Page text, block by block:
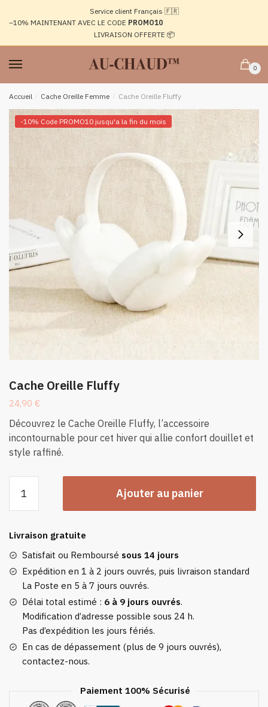
navigation
Service client Français 🇫🇷
–10% MAINTENANT AVEC LE CODE PROMO10
LIVRAISON OFFERTE 📦
0
Accueil / Cache Oreille Femme / Cache Oreille Fluffy
-10% Code PROMO10 jusqu'a la fin du mois
Cache Oreille Fluffy
24,90 €
Découvrez le Cache Oreille Fluffy, l’accessoire
incontournable pour cet hiver qui allie confort douillet et
style raffiné.
Cache
Fluffy
Ajouter au panier
Livraison gratuite
Satisfait ou Remboursé sous 14 jours
Expédition en 1 à 2 jours ouvrés, puis livraison standard
La Poste en 5 à 7 jours ouvrés.
Délai total estimé : 6 à 9 jours ouvrés.
Modification d’adresse possible sous 24 h.
Pas d’expédition les jours fériés.
En cas de dépassement (plus de 9 jours ouvrés),
contactez-nous.
Paiement 100% Sécurisé